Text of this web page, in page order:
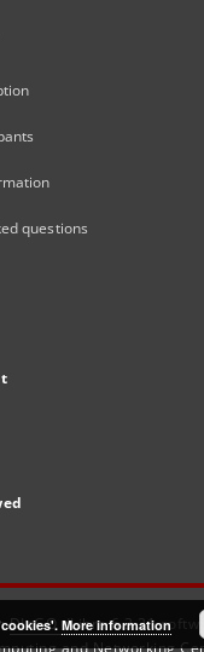
questions
DInGO dLibra 6.3.21
and Networking
More information